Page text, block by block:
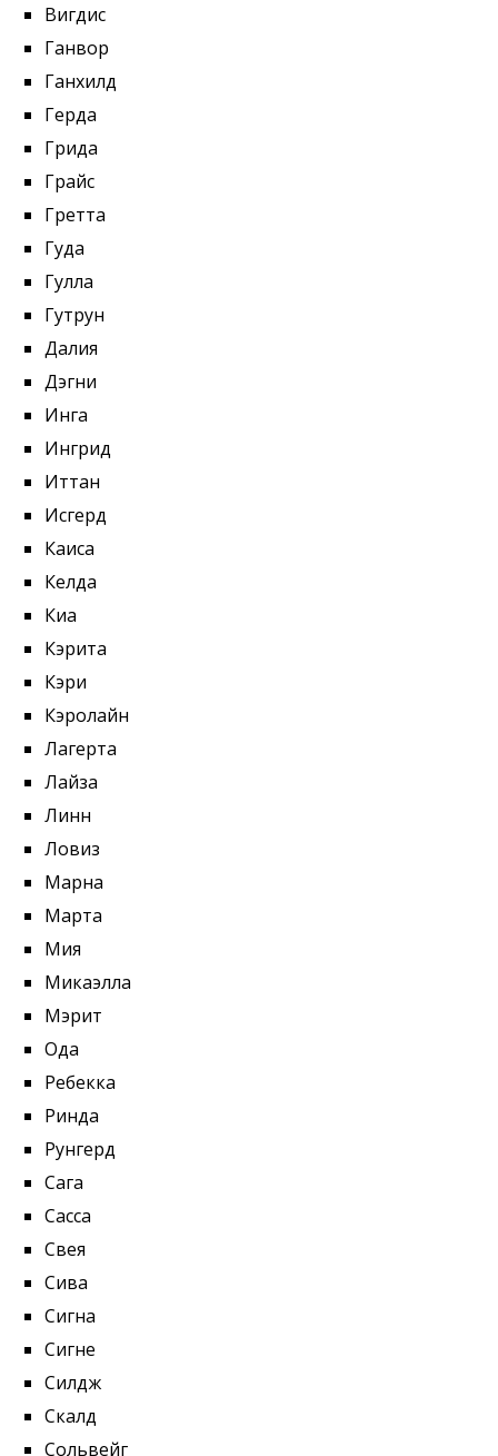
Вигдис
Ганвор
Ганхилд
Герда
Грида
Грайс
Гретта
Гуда
Гулла
Гутрун
Далия
Дэгни
Инга
Ингрид
Иттан
Исгерд
Каиса
Келда
Киа
Кэрита
Кэри
Кэролайн
Лагерта
Лайза
Линн
Ловиз
Марна
Марта
Мия
Микаэлла
Мэрит
Ода
Ребекка
Ринда
Рунгерд
Сага
Сасса
Свея
Сива
Сигна
Сигне
Силдж
Скалд
Сольвейг